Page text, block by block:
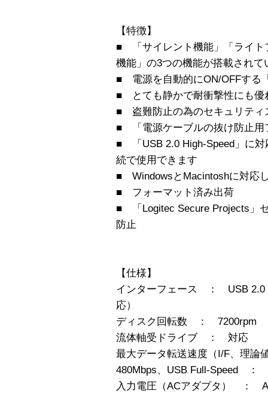
【特徴】
■ 「サイレント機能」「ライト
機能」の3つの機能が搭載されて
■ 電源を自動的にON/OFFする
■ とても静かで耐衝撃性にも優
■ 盗難防止の為のセキュリティ
■ 「電源ケーブルの抜け防止用
■ 「USB 2.0 High-Speed」に対
続で使用できます
■ WindowsとMacintoshに対応
■ フォーマット済み出荷
■ 「Logitec Secure Projects」
防止
【仕様】
インターフェース ： USB 2.0
応）
ディスク回転数 ： 7200rpm
流体軸受ドライブ ： 対応
最大データ転送速度（I/F、
480Mbps、USB Full-Speed ：
入力電圧（ACアダプタ） ：